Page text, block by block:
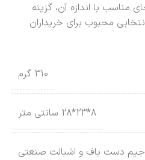
با اندازه آن، گزینه
محبوب برای خریداران
310 گرم
8*23*28 سانتی متر
دست باف و اشبالت صنعتی